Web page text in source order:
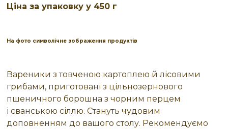
Ціна за упаковку у 450 г
На фото символічне зображення продуктів
Вареники з товченою картоплею й лісовими
грибами, приготовані з цільнозернового
пшеничного борошна з чорним перцем
і сванською сіллю. Стануть чудовим
доповненням до вашого столу. Рекомендуємо